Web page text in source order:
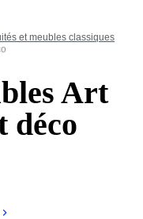
et meubles classiques
Art
déco